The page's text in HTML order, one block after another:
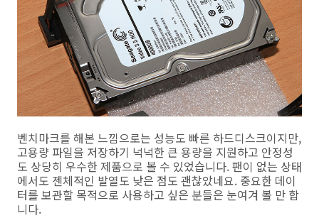
벤치마크를 해본 느낌으로는 성능도 빠른 하드디스크이지만,
고용량 파일을 저장하기 넉넉한 큰 용량을 지원하고 안정성
도 상당히 우수한 제품으로 볼 수 있었습니다. 팬이 없는 상태
에서도 젠체적인 발열도 낮은 점도 괜찮았네요. 중요한 데이
터를 보관할 목적으로 사용하고 싶은 분들은 눈여겨 볼 만 합
니다.